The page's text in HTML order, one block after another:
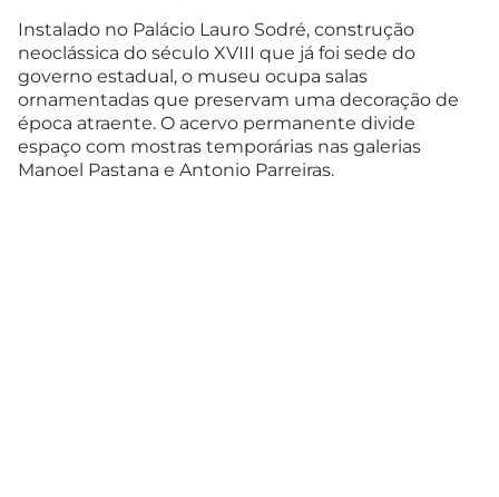
Instalado no Palácio Lauro Sodré, construção
neoclássica do século XVIII que já foi sede do
governo estadual, o museu ocupa salas
ornamentadas que preservam uma decoração de
época atraente. O acervo permanente divide
espaço com mostras temporárias nas galerias
Manoel Pastana e Antonio Parreiras.